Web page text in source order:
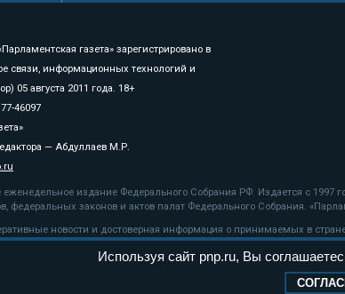
газета» зарегистрировано в
связи, информационных технологий и
05 августа 2011 года. 18+
46097
— Абдуллаев М.Р.
еженедельное издание Федерального Собрания РФ. Издается с
федеральных законов и актов палат Федерального Собрания.
новости и достоверная информация о принимаемых в
на pnp.ru обязательна.
рекомендательные технологии
Используя сайт pnp.ru, Вы